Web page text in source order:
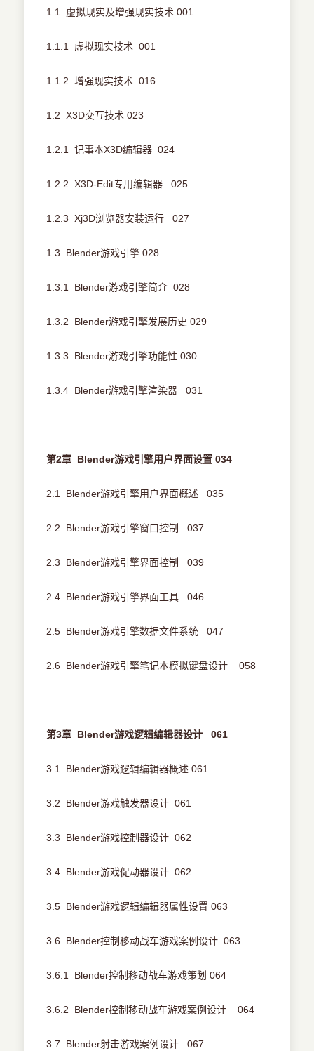
1.1 虚拟现实及增强现实技术 001
1.1.1 虚拟现实技术 001
1.1.2 增强现实技术 016
1.2 X3D交互技术 023
1.2.1 记事本X3D编辑器 024
1.2.2 X3D-Edit专用编辑器 025
1.2.3 Xj3D浏览器安装运行 027
1.3 Blender游戏引擎 028
1.3.1 Blender游戏引擎简介 028
1.3.2 Blender游戏引擎发展历史 029
1.3.3 Blender游戏引擎功能性 030
1.3.4 Blender游戏引擎渲染器 031
第2章 Blender游戏引擎用户界面设置 034
2.1 Blender游戏引擎用户界面概述 035
2.2 Blender游戏引擎窗口控制 037
2.3 Blender游戏引擎界面控制 039
2.4 Blender游戏引擎界面工具 046
2.5 Blender游戏引擎数据文件系统 047
2.6 Blender游戏引擎笔记本模拟键盘设计 058
第3章 Blender游戏逻辑编辑器设计 061
3.1 Blender游戏逻辑编辑器概述 061
3.2 Blender游戏触发器设计 061
3.3 Blender游戏控制器设计 062
3.4 Blender游戏促动器设计 062
3.5 Blender游戏逻辑编辑器属性设置 063
3.6 Blender控制移动战车游戏案例设计 063
3.6.1 Blender控制移动战车游戏策划 064
3.6.2 Blender控制移动战车游戏案例设计 064
3.7 Blender射击游戏案例设计 067